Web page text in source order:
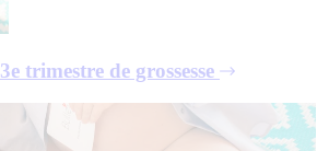
3e trimestre de grossesse